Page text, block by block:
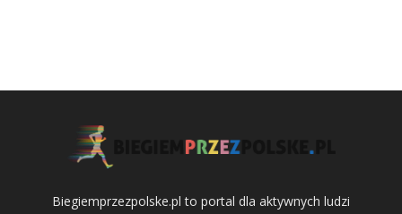
Biegiemprzezpolske.pl to portal dla aktywnych ludzi